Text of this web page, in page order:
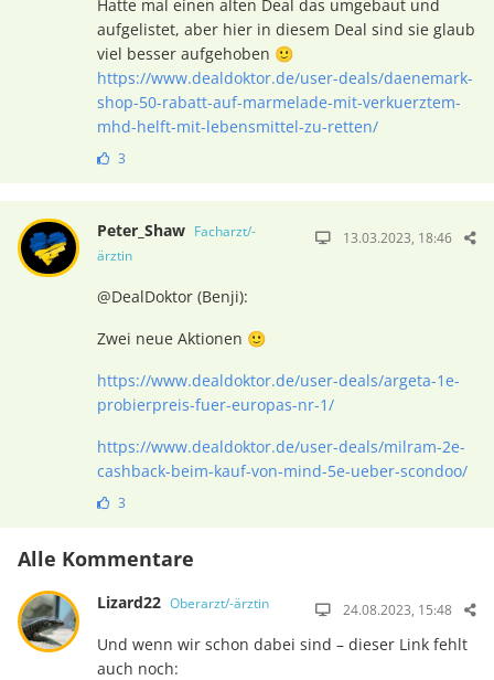
Hatte mal einen alten Deal das umgebaut und
aufgelistet, aber hier in diesem Deal sind sie glaub
viel besser aufgehoben 🙂
https://www.dealdoktor.de/user-deals/daenemark-
shop-50-rabatt-auf-marmelade-mit-verkuerztem-
mhd-helft-mit-lebensmittel-zu-retten/
3
Peter_Shaw Facharzt/-
ärztin
13.03.2023, 18:46
@DealDoktor (Benji):
Zwei neue Aktionen 🙂
https://www.dealdoktor.de/user-deals/argeta-1e-
probierpreis-fuer-europas-nr-1/
https://www.dealdoktor.de/user-deals/milram-2e-
cashback-beim-kauf-von-mind-5e-ueber-scondoo/
3
Alle Kommentare
Lizard22 Oberarzt/-ärztin 24.08.2023, 15:48
Und wenn wir schon dabei sind – dieser Link fehlt
auch noch: